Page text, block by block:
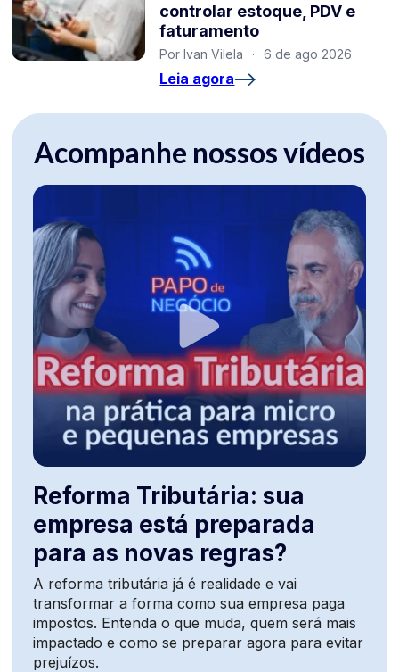
controlar estoque, PDV e
faturamento
Por Ivan Vilela · 6 de ago 2026
Leia agora
Acompanhe nossos vídeos
Reforma Tributária: sua
empresa está preparada
para as novas regras?
A reforma tributária já é realidade e vai
transformar a forma como sua empresa paga
impostos. Entenda o que muda, quem será mais
impactado e como se preparar agora para evitar
prejuízos.